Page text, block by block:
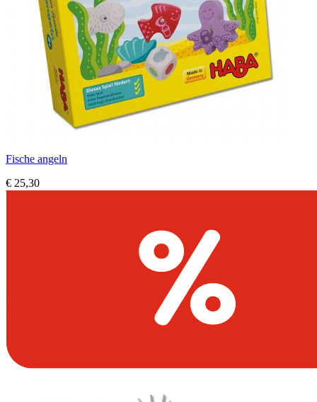
Fische angeln
€ 25,30